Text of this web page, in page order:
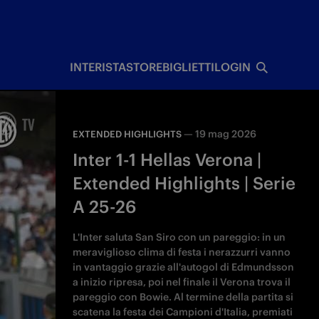
INTERISTASTOREBIGLIETTILOGIN
EXTENDED HIGHLIGHTS —19 mag 2026
Inter 1-1 Hellas Verona |
Extended Highlights | Serie
A 25-26
L'Inter saluta San Siro con un pareggio: in un
meraviglioso clima di festa i nerazzurri vanno
in vantaggio grazie all'autogol di Edmundsson
a inizio ripresa, poi nel finale il Verona trova il
pareggio con Bowie. Al termine della partita si
scatena la festa dei Campioni d'Italia, premiati